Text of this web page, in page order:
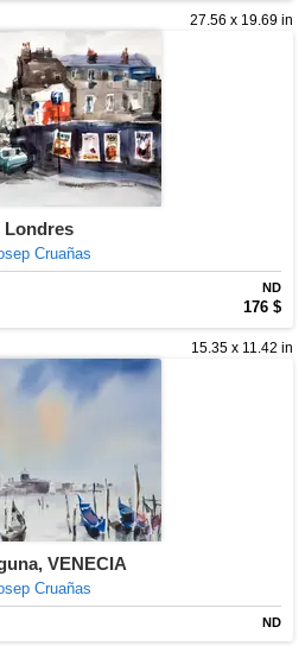
27.56 x 19.69 in
Londres
Cruañas
ND
176 $
15.35 x 11.42 in
VENECIA
Cruañas
ND